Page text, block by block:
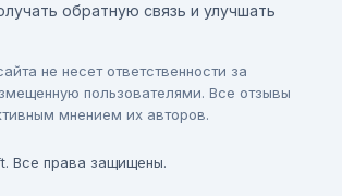
обратную связь и улучшать
не несет ответственности за
пользователями. Все отзывы
мнением их авторов.
Все права защищены.